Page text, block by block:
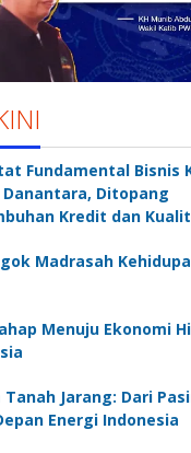
Fundamental Bisnis
Danantara, Ditopang
Kredit dan
Madrasah
Menuju Ekonomi
Tanah Jarang: Dari
Energi Indonesia